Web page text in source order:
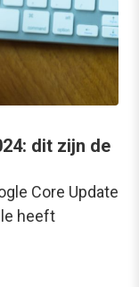
dit zijn de
Core Update
heeft